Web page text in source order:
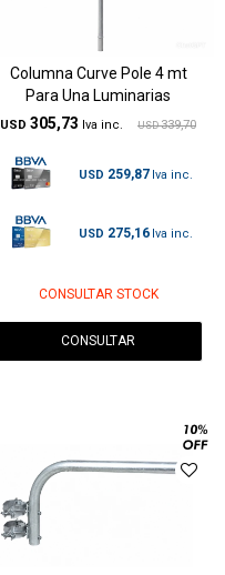
Columna Curve Pole 4 mt
Para Una Luminarias
USD 305,73 USD 339,70
USD 259,87
USD 275,16
CONSULTAR STOCK
CONSULTAR